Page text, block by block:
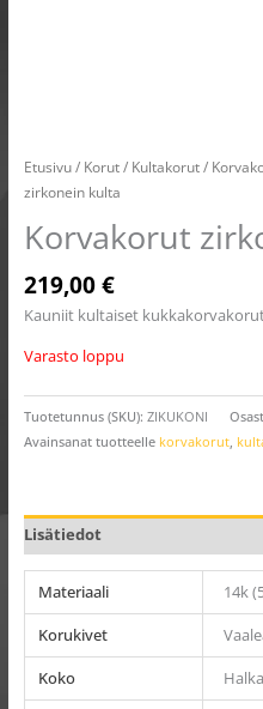
Etusivu/ Korut/ Kultakorut/
zirkonein kulta
Korvakorut
219,00€
Kauniit kultaiset
Varasto loppu
Tuotetunnus (SKU): ZIKUKONI
Avainsanat tuotteelle korvakorut,
Lisätiedot
Materiaali
14k
Korukivet
Koko